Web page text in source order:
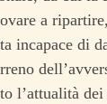
a
incapace di
l’attualità